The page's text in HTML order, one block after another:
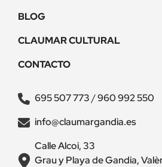
BLOG
CLAUMAR CULTURAL
CONTACTO
695 507 773/960 992 550
info@claumargandia.es
Calle Alcoi, 33
Grau y Playa de Gandia,